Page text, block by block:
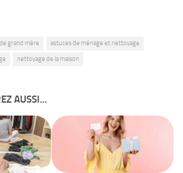
grand mère astuces de ménage et nettoyage
nettoyage de la maison
AUSSI...